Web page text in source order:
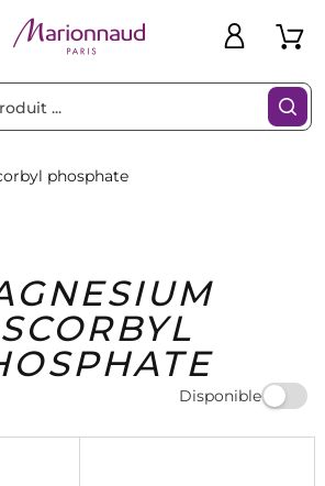
Marques Idées
Cadeaux
Bons
Plans
phosphate
Disponible
Filtres